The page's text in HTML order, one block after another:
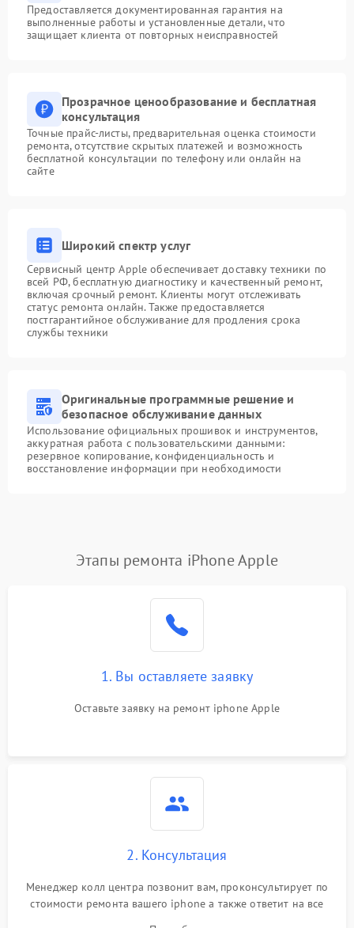
Предоставляется документированная гарантия на
выполненные работы и установленные детали, что
защищает клиента от повторных неисправностей
Прозрачное ценообразование и бесплатная
консультация
Точные прайс-листы, предварительная оценка стоимости
ремонта, отсутствие скрытых платежей и возможность
бесплатной консультации по телефону или онлайн на
сайте
Широкий спектр услуг
Сервисный центр Apple обеспечивает доставку техники по
всей РФ, бесплатную диагностику и качественный ремонт,
включая срочный ремонт. Клиенты могут отслеживать
статус ремонта онлайн. Также предоставляется
постгарантийное обслуживание для продления срока
службы техники
Оригинальные программные решение и
безопасное обслуживание данных
Использование официальных прошивок и инструментов,
аккуратная работа с пользовательскими данными:
резервное копирование, конфиденциальность и
восстановление информации при необходимости
Этапы ремонта iPhone Apple
1. Вы оставляете заявку
Оставьте заявку на ремонт iphone Apple
2. Консультация
Менеджер колл центра позвонит вам, проконсультирует по
стоимости ремонта вашего iphone а также ответит на все